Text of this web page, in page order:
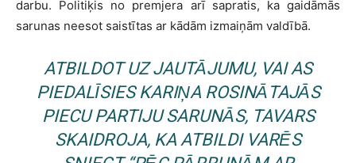
darbu. Politiķis no premjera arī sapratis, ka gaidāmās
sarunas neesot saistītas ar kādām izmaiņām valdībā.
ATBILDOT UZ JAUTĀJUMU, VAI AS
PIEDALĪSIES KARIŅA ROSINĀTAJĀS
PIECU PARTIJU SARUNĀS, TAVARS
SKAIDROJA, KA ATBILDI VARĒS